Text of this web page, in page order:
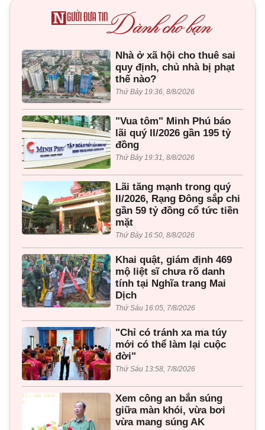
Nhà ở xã hội cho thuê sai
quy định, chủ nhà bị phạt
thế nào?
Thứ Bảy 19:36, 8/8/2026
"Vua tôm" Minh Phú báo
lãi quý II/2026 gần 195 tỷ
đồng
Thứ Bảy 19:31, 8/8/2026
Lãi tăng mạnh trong quý
II/2026, Rạng Đông sắp chi
gần 59 tỷ đồng cổ tức tiền
mặt
Thứ Bảy 16:50, 8/8/2026
Khai quật, giám định 469
mộ liệt sĩ chưa rõ danh
tính tại Nghĩa trang Mai
Dịch
Thứ Sáu 16:05, 7/8/2026
"Chỉ có tránh xa ma túy
mới có thể làm lại cuộc
đời"
Thứ Sáu 13:58, 7/8/2026
Xem công an bắn súng
giữa màn khói, vừa bơi
vừa mang súng AK